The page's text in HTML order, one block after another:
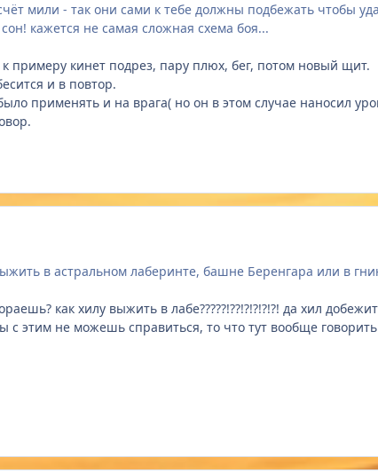
мили - так они сами к тебе должны подбежать чтобы
кажется не самая сложная схема боя...
примеру кинет подрез, пару плюх, бег, потом новый щит.
и в повтор.
применять и на врага( но он в этом случае наносил
в астральном лаберинте, башне Беренгара или в
как хилу выжить в лабе?????!??!?!?!?!?! да хил
с этим не можешь справиться, то что тут вообще говорить